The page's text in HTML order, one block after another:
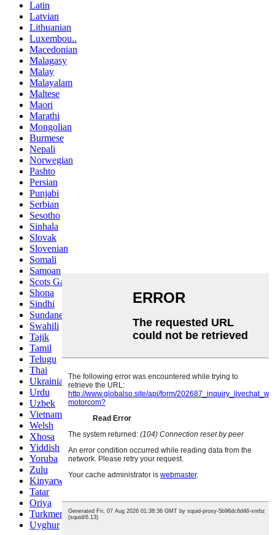
Latin
Latvian
Lithuanian
Luxembou..
Macedonian
Malagasy
Malay
Malayalam
Maltese
Maori
Marathi
Mongolian
Burmese
Nepali
Norwegian
Pashto
Persian
Punjabi
Serbian
Sesotho
Sinhala
Slovak
Slovenian
Somali
Samoan
Scots Gaelic
Shona
Sindhi
Sundanese
Swahili
Tajik
Tamil
Telugu
Thai
Ukrainian
Urdu
Uzbek
Vietnamese
Welsh
Xhosa
Yiddish
Yoruba
Zulu
Kinyarwanda
Tatar
Oriya
Turkmen
Uyghur